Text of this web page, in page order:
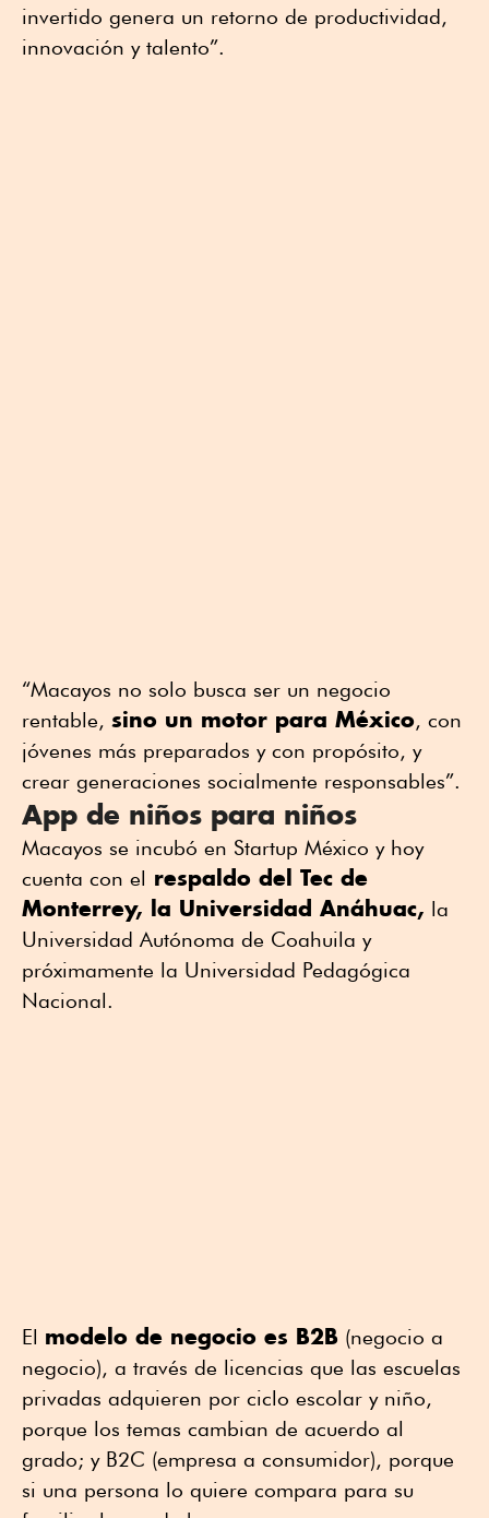
invertido genera un retorno de productividad,
innovación y talento”.
“Macayos no solo busca ser un negocio
rentable, sino un motor para México, con
jóvenes más preparados y con propósito, y
crear generaciones socialmente responsables”.
App de niños para niños
Macayos se incubó en Startup México y hoy
cuenta con el respaldo del Tec de
Monterrey, la Universidad Anáhuac, la
Universidad Autónoma de Coahuila y
próximamente la Universidad Pedagógica
Nacional.
El modelo de negocio es B2B (negocio a
negocio), a través de licencias que las escuelas
privadas adquieren por ciclo escolar y niño,
porque los temas cambian de acuerdo al
grado; y B2C (empresa a consumidor), porque
si una persona lo quiere compara para su